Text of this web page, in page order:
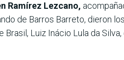
Ramírez Lezcano,
de Barros Barreto, dieron
Luiz Inácio Lula da